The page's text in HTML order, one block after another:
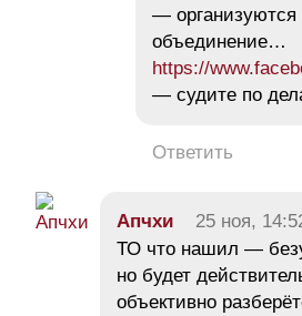
— организуются
объединение…
https://
— судите по
Ответить
Апчхи 25 ноя,
ТО что нашил —
но будет
объективно